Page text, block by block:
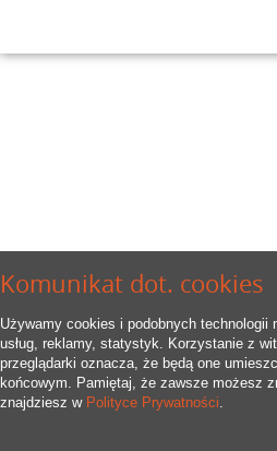
Komunikat dot. cookies
Używamy cookies i podobnych technologii
usług, reklamy, statystyk. Korzystanie z
przeglądarki oznacza, że będą one
końcowym. Pamiętaj, że zawsze możesz
znajdziesz w Polityce Prywatności.